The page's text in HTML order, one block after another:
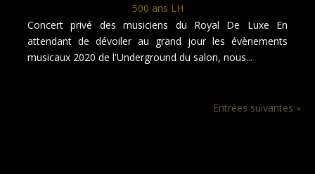
500 ans LH
Concert privé des musiciens du Royal De Luxe En
attendant de dévoiler au grand jour les évènements
musicaux 2020 de l'Underground du salon, nous...
Entrées suivantes »